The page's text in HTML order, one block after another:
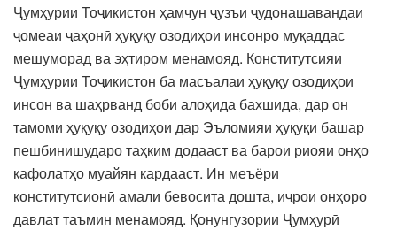
Ҷумҳурии Тоҷикистон ҳамчун ҷузъи ҷудонашавандаи
ҷомеаи ҷаҳонӣ ҳуқуқу озодиҳои инсонро муқаддас
мешуморад ва эҳтиром менамояд. Конститутсияи
Ҷумҳурии Тоҷикистон ба масъалаи ҳуқуқу озодиҳои
инсон ва шаҳрванд боби алоҳида бахшида, дар он
тамоми ҳуқуқу озодиҳои дар Эъломияи ҳуқуқи башар
пешбинишударо таҳким додааст ва барои риояи онҳо
кафолатҳо муайян кардааст. Ин меъёри
конститутсионӣ амали бевосита дошта, иҷрои онҳоро
давлат таъмин менамояд. Қонунгузории Ҷумҳурӣ